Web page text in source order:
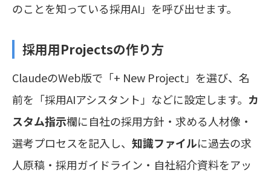
のことを知っている採用AI」を呼び出せます。
採用用Projectsの作り方
ClaudeのWeb版で「+ New Project」を選び、名
前を「採用AIアシスタント」などに設定します。 カ
スタム指示欄に自社の採用方針・求める人材像・
選考プロセスを記入し、 知識ファイルに過去の求
人原稿・採用ガイドライン・自社紹介資料をアッ